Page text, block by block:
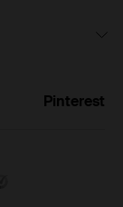
Pinterest